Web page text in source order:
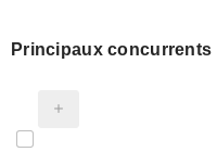
Principaux concurrents